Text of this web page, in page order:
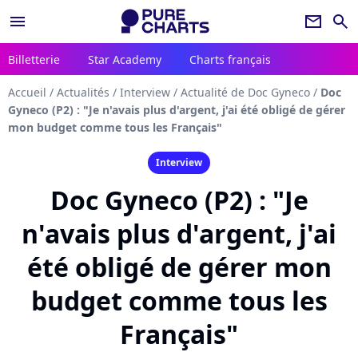
menu newsletter search
Billetterie Star Academy Charts français
Accueil / Actualités / Interview / Actualité de Doc Gyneco / Doc
Gyneco (P2) : "Je n'avais plus d'argent, j'ai été obligé de gérer
mon budget comme tous les Français"
Interview
Doc Gyneco (P2) : "Je
n'avais plus d'argent, j'ai
été obligé de gérer mon
budget comme tous les
Français"